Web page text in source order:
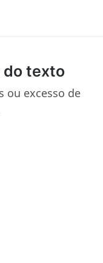
do texto
ou excesso de